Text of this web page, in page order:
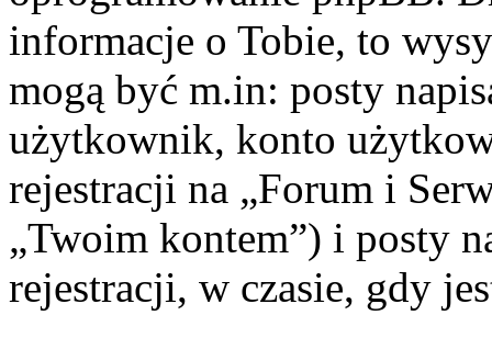
informacje o Tobie, to
mogą być m.in: posty
użytkownik, konto
rejestracji na „Forum i
„Twoim kontem”) i posty
rejestracji, w czasie, gdy